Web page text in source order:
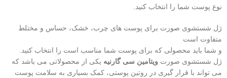
نوع پوست شما را انتخاب کنید.
ژل شستشوی صورت برای پوست های چرب، خشک، حساس و مختلط
متفاوت است
و شما باید محصولی که برای پوست شما مناسب است را انتخاب کنید.
ژل شستشوی صورت ویتامین سی گارنیه یکی از محصولاتی می باشد که
می تواند با قرار گیری در روتین پوستی، کمک بسیاری به سلامت پوست